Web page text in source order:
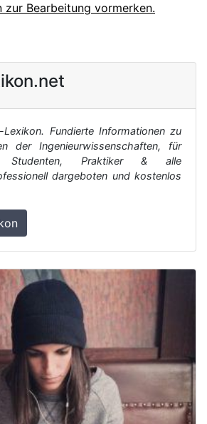
zur Bearbeitung vormerken.
Lexikon. Fundierte Informationen zu
der Ingenieurwissenschaften, für
Studenten, Praktiker & alle
dargeboten und kostenlos